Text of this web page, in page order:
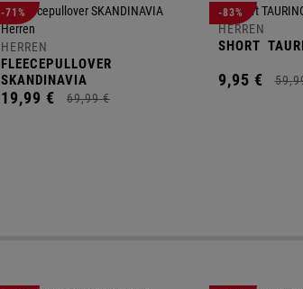
-71%
HERREN
FLEECEPULLOVER
SKANDINAVIA
19,99 € 69,99 €
-83%
HERREN
SHORT
9,95 € 59,